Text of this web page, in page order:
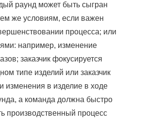
раунд может быть сыгран
же условиям, если важен
процесса; или
например, изменение
заказчик фокусируется
типе изделий или заказчик
изменения в изделие в ходе
а команда должна быстро
производственный процесс